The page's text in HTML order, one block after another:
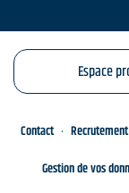
Espace
Contact Recrutement
Gestion de vos